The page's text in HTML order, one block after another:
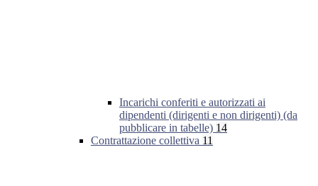
Incarichi conferiti e autorizzati ai
dipendenti (dirigenti e non dirigenti) (da
pubblicare in tabelle) 14
Contrattazione collettiva 11